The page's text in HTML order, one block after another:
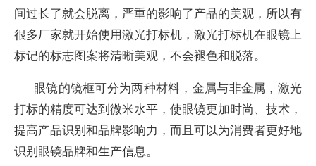
间过长了就会脱离，严重的影响了产品的美观，所以有
很多厂家就开始使用激光打标机，激光打标机在眼镜上
标记的标志图案将清晰美观，不会褪色和脱落。
眼镜的镜框可分为两种材料，金属与非金属，激光
打标的精度可达到微米水平，使眼镜更加时尚、技术，
提高产品识别和品牌影响力，而且可以为消费者更好地
识别眼镜品牌和生产信息。